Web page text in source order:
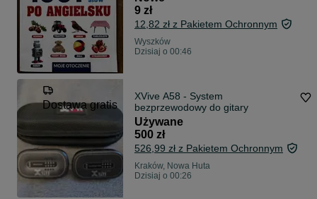
9 zł
12,82 zł z Pakietem Ochronnym
Wyszków
Dzisiaj o 00:46
Dostawa gratis
XVive A58 - System
bezprzewodowy do gitary
Używane
500 zł
526,99 zł z Pakietem Ochronnym
Kraków, Nowa Huta
Dzisiaj o 00:26